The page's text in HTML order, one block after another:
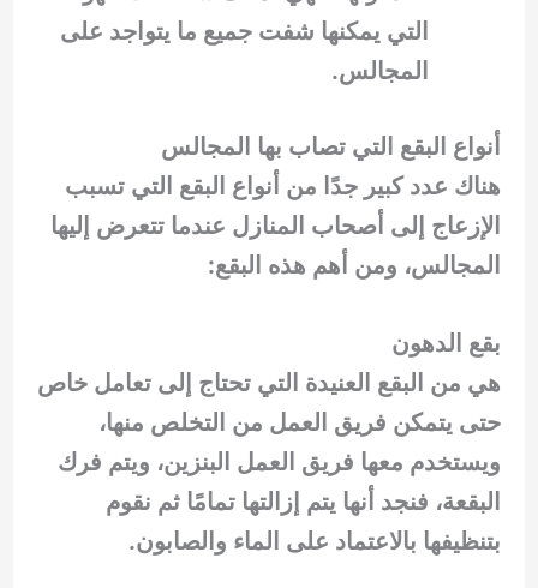
التي يمكنها شفت جميع ما يتواجد على
المجالس.
أنواع البقع التي تصاب بها المجالس
هناك عدد كبير جدًا من أنواع البقع التي تسبب
الإزعاج إلى أصحاب المنازل عندما تتعرض إليها
المجالس، ومن أهم هذه البقع:
بقع الدهون
هي من البقع العنيدة التي تحتاج إلى تعامل خاص
حتى يتمكن فريق العمل من التخلص منها،
ويستخدم معها فريق العمل البنزين، ويتم فرك
البقعة، فنجد أنها يتم إزالتها تمامًا ثم نقوم
بتنظيفها بالاعتماد على الماء والصابون.